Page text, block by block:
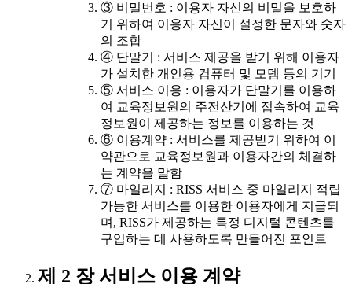
③ 비밀번호 : 이용자 자신의 비밀을 보호하
기 위하여 이용자 자신이 설정한 문자와 숫자
의 조합
④ 단말기 : 서비스 제공을 받기 위해 이용자
가 설치한 개인용 컴퓨터 및 모뎀 등의 기기
⑤ 서비스 이용 : 이용자가 단말기를 이용하
여 교육정보원의 주전산기에 접속하여 교육
정보원이 제공하는 정보를 이용하는 것
⑥ 이용계약 : 서비스를 제공받기 위하여 이
약관으로 교육정보원과 이용자간의 체결하
는 계약을 말함
⑦ 마일리지 : RISS 서비스 중 마일리지 적립
가능한 서비스를 이용한 이용자에게 지급되
며, RISS가 제공하는 특정 디지털 콘텐츠를
구입하는 데 사용하도록 만들어진 포인트
제 2 장 서비스 이용 계약